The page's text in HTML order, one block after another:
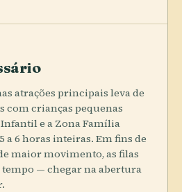
atrações principais leva de
com crianças pequenas
e a Zona Família
a 6 horas inteiras. Em fins de
maior movimento, as filas
tempo — chegar na abertura